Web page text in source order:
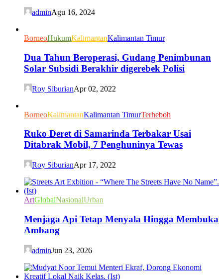
adminAgu 16, 2024
BorneoHukumKalimantanKalimantan Timur
Dua Tahun Beroperasi, Gudang Penimbunan
Solar Subsidi Berakhir digerebek Polisi
Roy SiburianApr 02, 2022
BorneoKalimantanKalimantan TimurTerheboh
Ruko Deret di Samarinda Terbakar Usai
Ditabrak Mobil, 7 Penghuninya Tewas
Roy SiburianApr 17, 2022
ArtGlobalNasionalUrban
Menjaga Api Tetap Menyala Hingga Membuka
Ambang
adminJun 23, 2026